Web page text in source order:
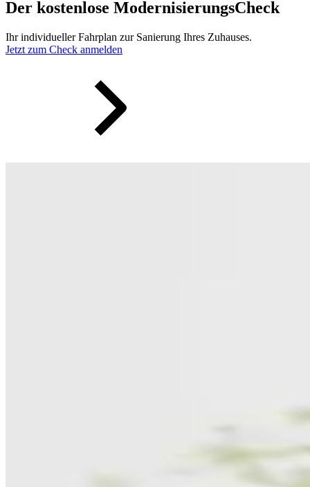
Der kostenlose Modernisierungs­Check
Ihr individueller Fahrplan zur Sanierung Ihres Zuhauses.
Jetzt zum Check anmelden